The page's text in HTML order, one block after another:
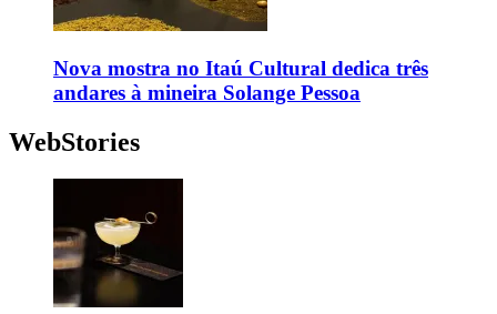
Nova mostra no Itaú Cultural dedica três
andares à mineira Solange Pessoa
WebStories